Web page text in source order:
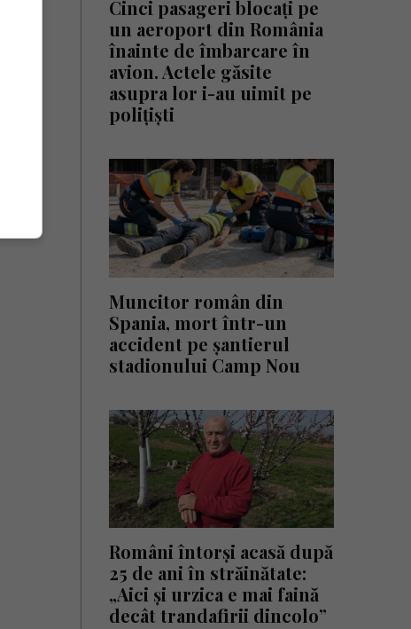
Cinci pasageri blocați pe
un aeroport din România
înainte de îmbarcare în
avion. Actele găsite
asupra lor i-au uimit pe
polițiști
Muncitor român din
Spania, mort într-un
accident pe șantierul
stadionului Camp Nou
Români întorși acasă după
25 de ani în străinătate:
„Aici și urzica e mai faină
decât trandafirii dincolo”